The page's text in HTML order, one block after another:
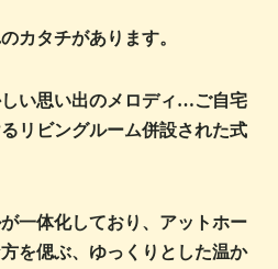
カタチがあります。
い思い出のメロディ…ご自宅
リビングルーム併設された式
一体化しており、アットホー
を偲ぶ、ゆっくりとした温か